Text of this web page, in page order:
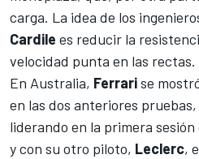
carga. La idea de los
Cardile es reducir la
velocidad punta en las rectas.
En Australia, Ferrarise
en las dos anteriores
liderando en la primera
y con su otro piloto, Leclerc,